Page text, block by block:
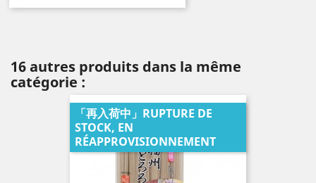
16 autres produits dans la même
catégorie :
「再入荷中」RUPTURE DE
STOCK, EN
RÉAPPROVISIONNEMENT